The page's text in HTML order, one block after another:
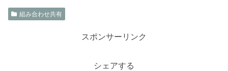
組み合わせ共有
スポンサーリンク
シェアする